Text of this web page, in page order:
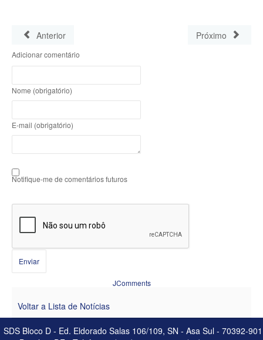
Anterior Próximo
Adicionar comentário
Nome (obrigatório)
E-mail (obrigatório)
Notifique-me de comentários futuros
Enviar
JComments
Voltar a Lista de Notícias
SDS Bloco D - Ed. Eldorado Salas 106/109, SN - Asa Sul - 70392-901